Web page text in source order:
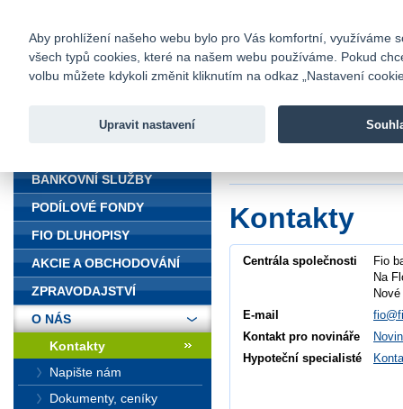
Fio banka
Fio banka
Kontakty
Centrála společnosti
Fio
Na
E-mail
Kontakt pro novináře
Hypoteční specialisté
BANKOVNÍ SLUŽBY
PODÍLOVÉ FONDY
FIO DLUHOPISY
AKCIE A OBCHODOVÁNÍ
ZPRAVODAJSTVÍ
O NÁS
Kontakty
Napište nám
Dokumenty, ceníky
Aby prohlížení našeho webu bylo pro Vás komfortní, využíváme
všech typů cookies, které na našem webu používáme. Pokud
volbu můžete kdykoli změnit kliknutím na odkaz „Nastavení
Upravit nastavení